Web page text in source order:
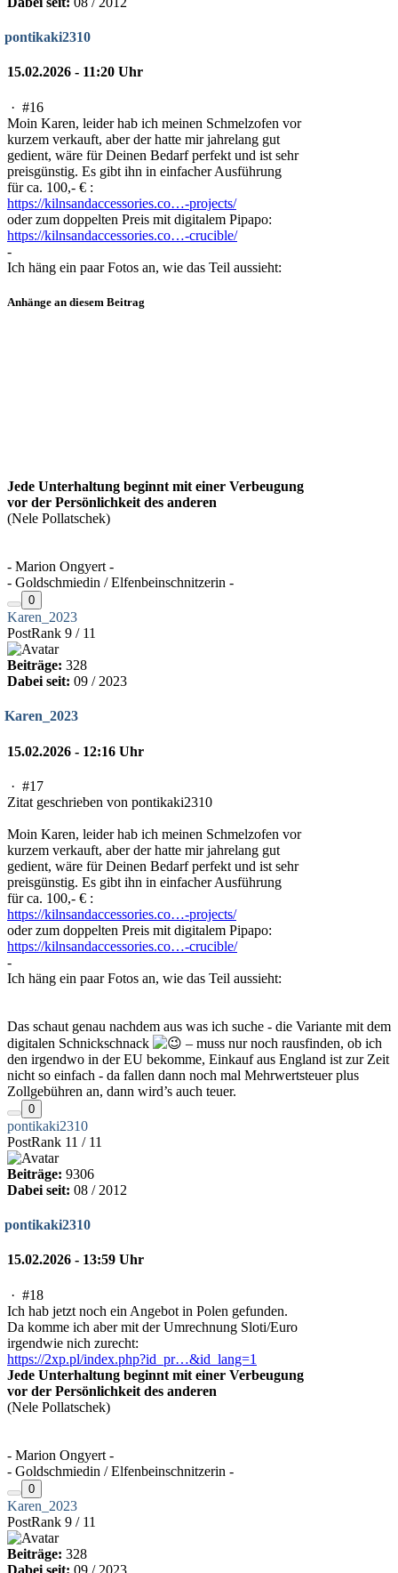
pontikaki2310
15.02.2026 - 11:20 Uhr
· #16
Moin Karen, leider hab ich meinen Schmelzofen vor
kurzem verkauft, aber der hatte mir jahrelang gut
gedient, wäre für Deinen Bedarf perfekt und ist sehr
preisgünstig. Es gibt ihn in einfacher Ausführung
für ca. 100,- € :
https://kilnsandaccessories.co…-projects/
oder zum doppelten Preis mit digitalem Pipapo:
https://kilnsandaccessories.co…-crucible/
-
Ich häng ein paar Fotos an, wie das Teil aussieht:
Anhänge an diesem Beitrag
Jede Unterhaltung beginnt mit einer Verbeugung
vor der Persönlichkeit des anderen
(Nele Pollatschek)
- Marion Ongyert -
- Goldschmiedin / Elfenbeinschnitzerin -
0
Karen_2023
PostRank 9 / 11
Beiträge: 328
Dabei seit: 09 / 2023
Karen_2023
15.02.2026 - 12:16 Uhr
· #17
Zitat geschrieben von pontikaki2310
Moin Karen, leider hab ich meinen Schmelzofen vor
kurzem verkauft, aber der hatte mir jahrelang gut
gedient, wäre für Deinen Bedarf perfekt und ist sehr
preisgünstig. Es gibt ihn in einfacher Ausführung
für ca. 100,- € :
https://kilnsandaccessories.co…-projects/
oder zum doppelten Preis mit digitalem Pipapo:
https://kilnsandaccessories.co…-crucible/
-
Ich häng ein paar Fotos an, wie das Teil aussieht:
Das schaut genau nachdem aus was ich suche - die Variante mit dem
digitalen Schnickschnack
– muss nur noch rausfinden, ob ich
den irgendwo in der EU bekomme, Einkauf aus England ist zur Zeit
nicht so einfach - da fallen dann noch mal Mehrwertsteuer plus
Zollgebühren an, dann wird’s auch teuer.
0
pontikaki2310
PostRank 11 / 11
Beiträge: 9306
Dabei seit: 08 / 2012
pontikaki2310
15.02.2026 - 13:59 Uhr
· #18
Ich hab jetzt noch ein Angebot in Polen gefunden.
Da komme ich aber mit der Umrechnung Sloti/Euro
irgendwie nich zurecht:
https://2xp.pl/index.php?id_pr…&id_lang=1
Jede Unterhaltung beginnt mit einer Verbeugung
vor der Persönlichkeit des anderen
(Nele Pollatschek)
- Marion Ongyert -
- Goldschmiedin / Elfenbeinschnitzerin -
0
Karen_2023
PostRank 9 / 11
Beiträge: 328
Dabei seit: 09 / 2023